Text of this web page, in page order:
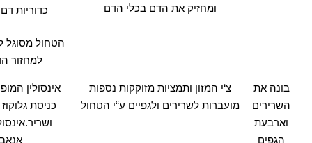
ומחזיק את הדם בכלי הדם
כדוריות
הטחול מסוגל
למחזור
בונה את
השרירים
וארבעת
הגפים
צ‘י המזון ותמציות מזוקקות נספות
מועברות לשרירים ולגפיים ע“י הטחול
אינסולין
כניסת
ושריר.